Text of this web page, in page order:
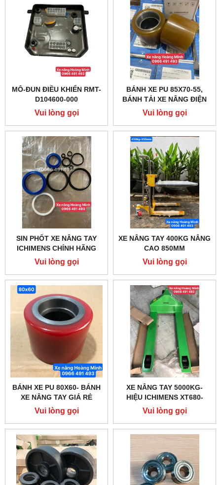
MÔ-ĐUN ĐIỀU KHIỂN RMT-
D104600-000
Vui lòng gọi
BÁNH XE PU 85X70-55,
BÁNH TẢI XE NÂNG ĐIỆN
HANGCHA CBD
Vui lòng gọi
SIN PHỐT XE NÂNG TAY
ICHIMENS CHÍNH HÃNG
Vui lòng gọi
XE NÂNG TAY 400KG NÂNG
CAO 850MM
Vui lòng gọi
BÁNH XE PU 80X60- BÁNH
XE NÂNG TAY GIÁ RẺ
Vui lòng gọi
XE NÂNG TAY 5000KG-
HIỆU ICHIMENS XT680-
1150MM
Vui lòng gọi